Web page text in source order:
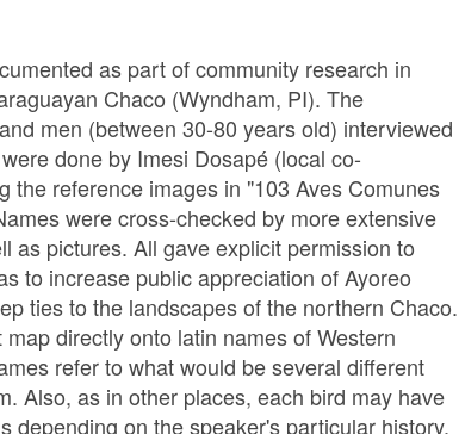
as part of community research in
Chaco (Wyndham, PI). The
men (between 30-80 years old) interviewed
done by Imesi Dosapé (local co-
the reference images in "103 Aves Comunes
were cross-checked by more extensive
as pictures. All gave explicit permission to
to increase public appreciation of Ayoreo
ties to the landscapes of the northern Chaco.
directly onto latin names of Western
refer to what would be several different
Also, as in other places, each bird may have
depending on the speaker's particular history.